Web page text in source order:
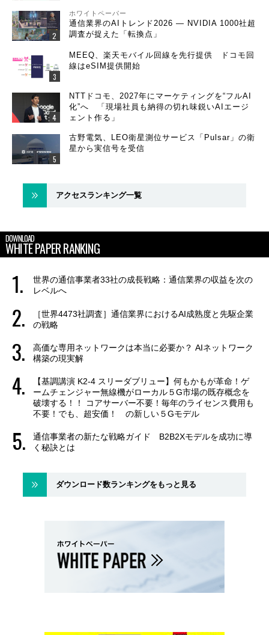
ホワイトペーパー
通信業界のAIトレンド2026 ― NVIDIA 1000社超
調査が捉えた「転換点」
MEEQ、楽天モバイル回線を先行提供 ドコモ回
線はeSIM提供開始
NTTドコモ、2027年にマーケティングを“フルAI
化”へ 「現場社員も納得の切れ味鋭いAIエージ
ェント作る」
古野電気、LEO衛星測位サービス「Pulsar」の衛
星から実信号を受信
アクセスランキング一覧
DOWNLOAD
WHITE PAPER RANKING
世界の通信事業者33社の成長戦略：通信業界の収益を次の
レベルへ
［世界4473社調査］通信業界におけるAI成熟度と先駆企業
の戦略
高価な専用ネットワークは本当に必要か？ AIネットワーク
構築の現実解
【基調講演 K2-4 スリーダブリュー】何もかもが革命！ゲ
ームチェンジャー無線機がローカル５G市場の既存概念を
破壊する！！ コアサーバー不要！毎年のライセンス費用も
不要！でも、超安価！ の新しい５Gモデル
通信事業者の新たな戦略ガイド B2B2Xモデルを成功に導
く秘訣とは
ダウンロード数ランキングをもっと見る